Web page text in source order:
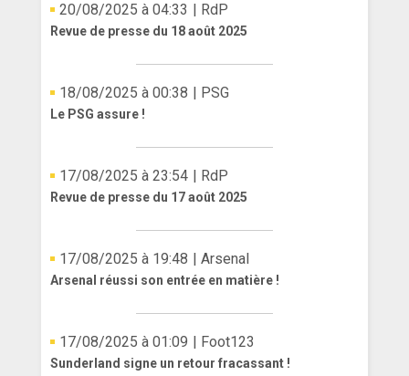
20/08/2025 à 04:33 | RdP
Revue de presse du 18 août 2025
18/08/2025 à 00:38 | PSG
Le PSG assure !
17/08/2025 à 23:54 | RdP
Revue de presse du 17 août 2025
17/08/2025 à 19:48 | Arsenal
Arsenal réussi son entrée en matière !
17/08/2025 à 01:09 | Foot123
Sunderland signe un retour fracassant !